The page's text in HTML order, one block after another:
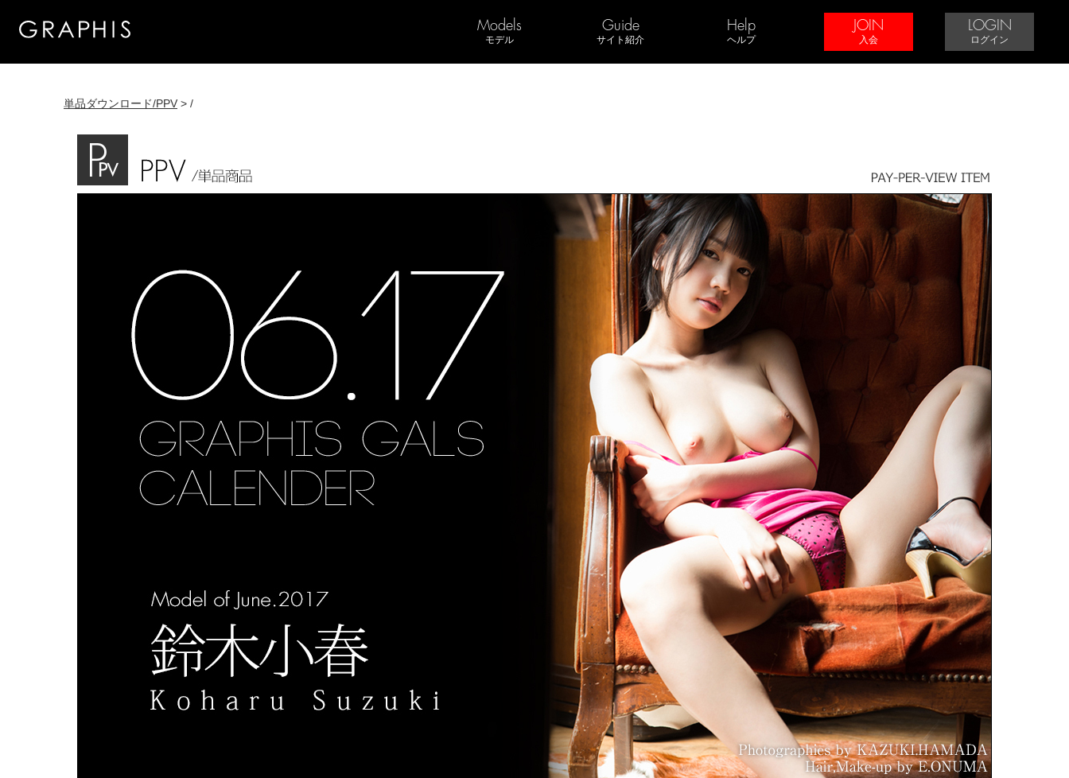
Models
モデル
Guide
サイト紹介
Help
ヘルプ
JOIN
入会
LOGIN
ログイン
単品ダウンロード/PPV > /